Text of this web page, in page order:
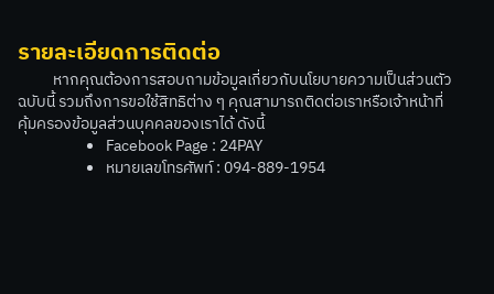
รายละเอียดการติดต่อ
หากคุณต้องการสอบถามข้อมูลเกี่ยวกับนโยบายความเป็นส่วนตัว
ฉบับนี้ รวมถึงการขอใช้สิทธิต่าง ๆ คุณสามารถติดต่อเราหรือเจ้าหน้าที่
คุ้มครองข้อมูลส่วนบุคคลของเราได้ ดังนี้
Facebook Page : 24PAY
หมายเลขโทรศัพท์ : 094-889-1954